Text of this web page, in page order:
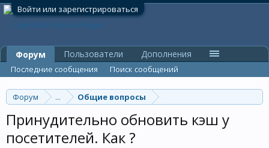
Войти или зарегистрироваться
Форум ... Общие вопросы
Принудительно обновить кэш у
посетителей. Как ?
Форум
Последние сообщения Поиск сообщений
Пользователи Дополнения